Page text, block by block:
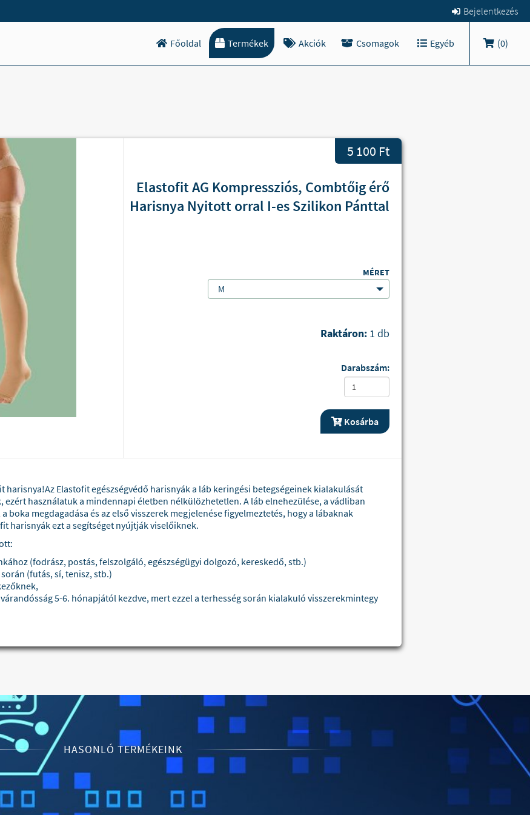
Bejelentkezés
Főoldal Termékek Akciók Csomagok Egyéb (0)
5 100 Ft
Elastofit AG Kompressziós, Combtőig érő
Harisnya Nyitott orral I-es Szilikon Pánttal
MÉRET
M
Raktáron: 1 db
Darabszám:
Kosárba
Elastofit egészségvédő harisnyák a láb keringési betegségeinek kialakulását
ezért használatuk a mindennapi életben nélkülözhetetlen. A láb elnehezülése, a vádliban
boka megdagadása és az első visszerek megjelenése figyelmeztetés, hogy a lábaknak
harisnyák ezt a segítséget nyújtják viselőiknek.
(fodrász, postás, felszolgáló, egészségügyi dolgozó, kereskedő, stb.)
(futás, sí, tenisz, stb.)
5-6. hónapjától kezdve, mert ezzel a terhesség során kialakuló visszerekmintegy
HASONLÓ TERMÉKEINK